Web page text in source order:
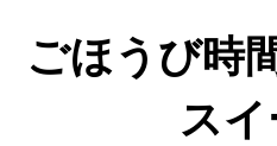
ごほうび時
スイ